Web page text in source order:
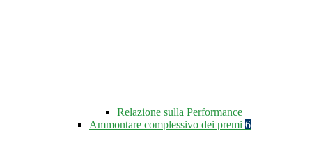
Relazione sulla Performance
Ammontare complessivo dei premi 6